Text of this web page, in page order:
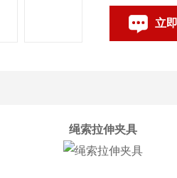
立
绳索拉伸夹具